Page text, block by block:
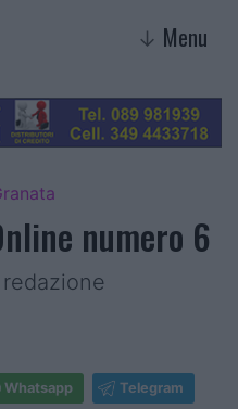
↓ Menu
numero 6
Whatsapp Telegram